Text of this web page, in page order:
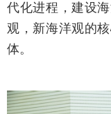
代化进程，建设
观，新海洋观的
体。